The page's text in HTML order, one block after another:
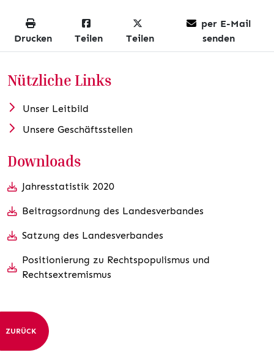
Drucken Teilen Teilen
per E-Mail
senden
Nützliche Links
Unser Leitbild
Unsere Geschäftsstellen
Downloads
Jahresstatistik 2020
Beitragsordnung des Landesverbandes
Satzung des Landesverbandes
Positionierung zu Rechtspopulismus und
Rechtsextremismus
ZURÜCK